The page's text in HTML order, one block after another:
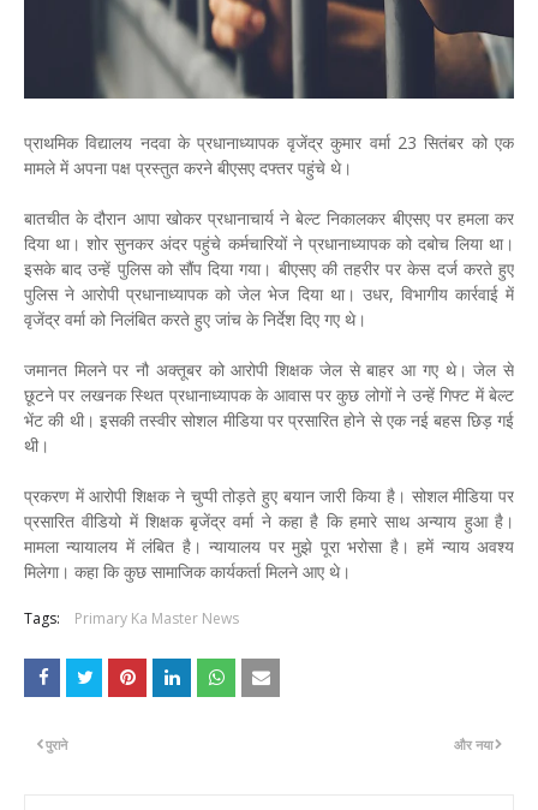
प्राथमिक विद्यालय नदवा के प्रधानाध्यापक वृजेंद्र कुमार वर्मा 23 सितंबर को एक
मामले में अपना पक्ष प्रस्तुत करने बीएसए दफ्तर पहुंचे थे।
बातचीत के दौरान आपा खोकर प्रधानाचार्य ने बेल्ट निकालकर बीएसए पर हमला कर
दिया था। शोर सुनकर अंदर पहुंचे कर्मचारियों ने प्रधानाध्यापक को दबोच लिया था।
इसके बाद उन्हें पुलिस को सौंप दिया गया। बीएसए की तहरीर पर केस दर्ज करते हुए
पुलिस ने आरोपी प्रधानाध्यापक को जेल भेज दिया था। उधर, विभागीय कार्रवाई में
वृजेंद्र वर्मा को निलंबित करते हुए जांच के निर्देश दिए गए थे।
जमानत मिलने पर नौ अक्तूबर को आरोपी शिक्षक जेल से बाहर आ गए थे। जेल से
छूटने पर लखनक स्थित प्रधानाध्यापक के आवास पर कुछ लोगों ने उन्हें गिफ्ट में बेल्ट
भेंट की थी। इसकी तस्वीर सोशल मीडिया पर प्रसारित होने से एक नई बहस छिड़ गई
थी।
प्रकरण में आरोपी शिक्षक ने चुप्पी तोड़ते हुए बयान जारी किया है। सोशल मीडिया पर
प्रसारित वीडियो में शिक्षक बृजेंद्र वर्मा ने कहा है कि हमारे साथ अन्याय हुआ है।
मामला न्यायालय में लंबित है। न्यायालय पर मुझे पूरा भरोसा है। हमें न्याय अवश्य
मिलेगा। कहा कि कुछ सामाजिक कार्यकर्ता मिलने आए थे।
Tags: Primary Ka Master News
और नया
पुराने